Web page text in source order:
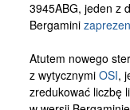
3945ABG, jeden z
Bergamini
Atutem nowego
z wytycznymi OSI,
zredukować liczbę